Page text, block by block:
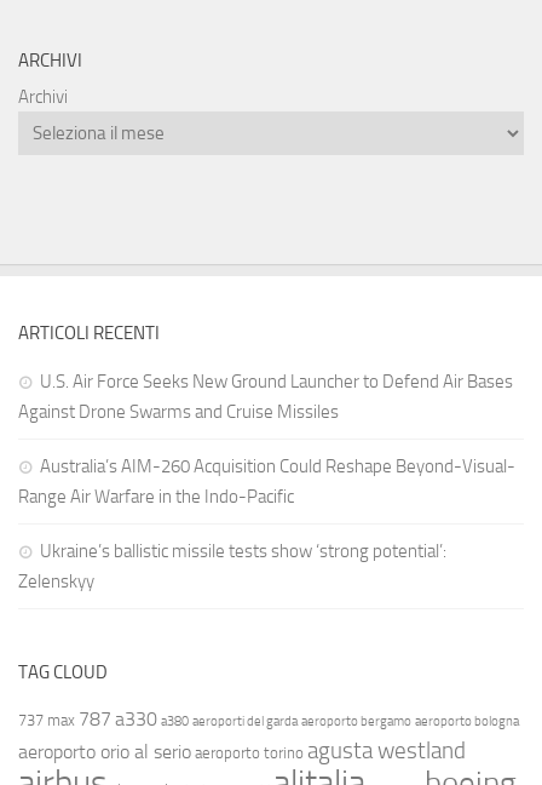
ARCHIVI
Archivi
ARTICOLI RECENTI
U.S. Air Force Seeks New Ground Launcher to Defend Air Bases
Against Drone Swarms and Cruise Missiles
Australia’s AIM-260 Acquisition Could Reshape Beyond-Visual-
Range Air Warfare in the Indo-Pacific
Ukraine’s ballistic missile tests show ‘strong potential’:
Zelenskyy
TAG CLOUD
737 max 787 a330 a380 aeroporti del garda aeroporto bergamo aeroporto bologna
aeroporto orio al serio aeroporto torino agusta westland